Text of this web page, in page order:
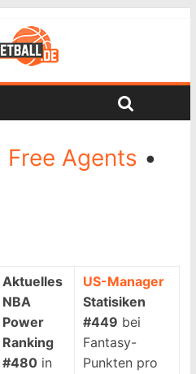
Free Agents •
Aktuelles
NBA
Power
Ranking
#480 in
US-Manager
Statisiken
#449 bei
Fantasy-
Punkten pro